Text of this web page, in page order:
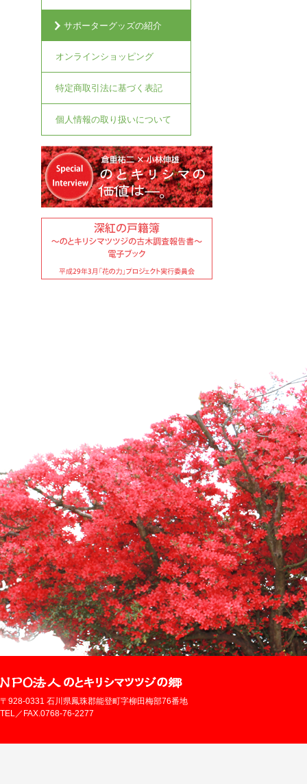
サポーターグッズの紹介
オンラインショッピング
特定商取引法に基づく表記
個人情報の取り扱いについて
〒928-0331 石川県鳳珠郡能登町字柳田梅部76番地
TEL／FAX.0768-76-2277